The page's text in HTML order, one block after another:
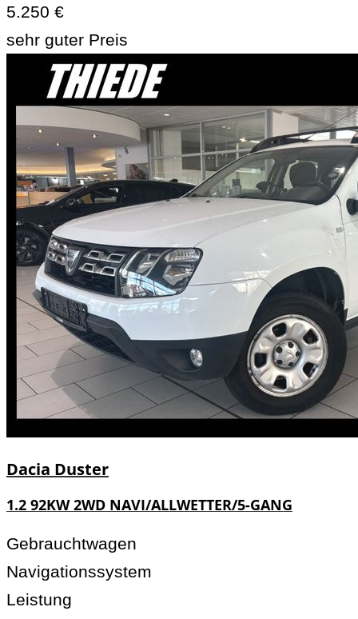
5.250 €
sehr guter Preis
Dacia Duster
1.2 92KW 2WD NAVI/ALLWETTER/5-GANG
Gebrauchtwagen
Navigationssystem
Leistung